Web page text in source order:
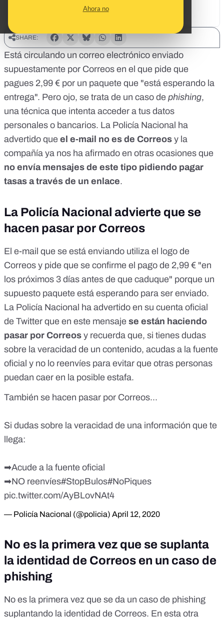
Ahora no
SHARE:
Está circulando un correo electrónico enviado
supuestamente por Correos en el que pide que
pagues 2,99 € por un paquete que "está esperando la
entrega". Pero ojo, se trata de un caso de phishing,
una técnica que intenta acceder a tus datos
personales o bancarios. La Policía Nacional ha
advertido que el e-mail no es de Correos y la
compañía ya nos ha afirmado en otras ocasiones que
no envía mensajes de este tipo pidiendo pagar
tasas a través de un enlace.
La Policía Nacional advierte que se
hacen pasar por Correos
El e-mail que se está enviando utiliza el logo de
Correos y pide que se confirme el pago de 2,99 € "en
los próximos 3 días antes de que caduque" porque un
supuesto paquete está esperando para ser enviado.
La Policía Nacional ha advertido en su cuenta oficial
de Twitter que en este mensaje se están haciendo
pasar por Correos y recuerda que, si tienes dudas
sobre la veracidad de un contenido, acudas a la fuente
oficial y no lo reenvíes para evitar que otras personas
puedan caer en la posible estafa.
También se hacen pasar por Correos...
Si dudas sobre la veracidad de una información que te
llega:
➡Acude a la fuente oficial
➡NO reenvíes#StopBulos#NoPiques
pic.twitter.com/AyBLovNAt4
— Policía Nacional (@policia) April 12, 2020
No es la primera vez que se suplanta
la identidad de Correos en un caso de
phishing
No es la primera vez que se da un caso de phishing
suplantando la identidad de Correos. En esta otra